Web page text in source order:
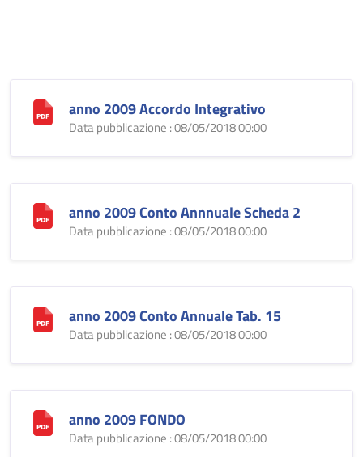
anno 2009 Accordo Integrativo
Data pubblicazione : 08/05/2018 00:00
anno 2009 Conto Annnuale Scheda 2
Data pubblicazione : 08/05/2018 00:00
anno 2009 Conto Annuale Tab. 15
Data pubblicazione : 08/05/2018 00:00
anno 2009 FONDO
Data pubblicazione : 08/05/2018 00:00